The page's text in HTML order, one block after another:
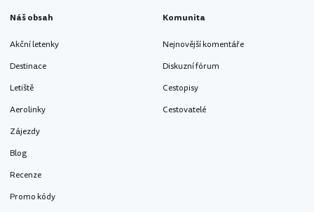
Náš obsah
Akční letenky
Destinace
Letiště
Aerolinky
Zájezdy
Blog
Recenze
Promo kódy
Komunita
Nejnovější komentáře
Diskuzní fórum
Cestopisy
Cestovatelé